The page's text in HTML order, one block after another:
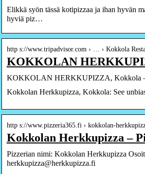
Elikkä syön tässä kotipizzaa ja ihan hyvän
hyviä piz…
http s://www.tripadvisor.com › … › Kokkola
KOKKOLAN
KOKKOLAN HERKKUPIZZA, Kokkola –
Kokkolan Herkkupizza, Kokkola: See
http s://www.pizzeria365.fi › kokkolan-
Kokkolan Herkkupizza –
Pizzerian nimi: Kokkolan Herkkupizza
herkkupizza@herkkupizza.fi